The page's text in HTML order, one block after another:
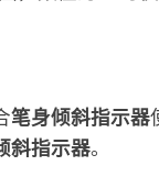
笔身倾斜指示器
斜指示器。